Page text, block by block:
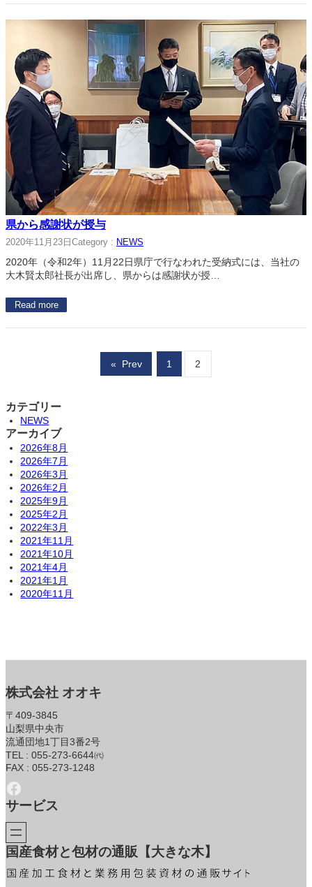
県から感謝状が授与
2020年11月23日 Category : NEWS
2020年（令和2年）11月22日県庁で行なわれた受納式には、当社の
大木賢太郎社長が出席し、県からは感謝状が授…
Read more
« Prev 1 2
カテゴリー
NEWS
アーカイブ
2026年8月
2026年7月
2026年3月
2026年2月
2025年9月
2025年2月
2022年3月
2021年11月
2021年10月
2021年4月
2021年1月
2020年11月
株式会社 オオキ
〒409-3845
山梨県中央市
流通団地1丁目3番2号
TEL : 055-273-6644㈹
FAX : 055-273-1248
Facebook
サービス
国産食材と包材の通販【大きな木】